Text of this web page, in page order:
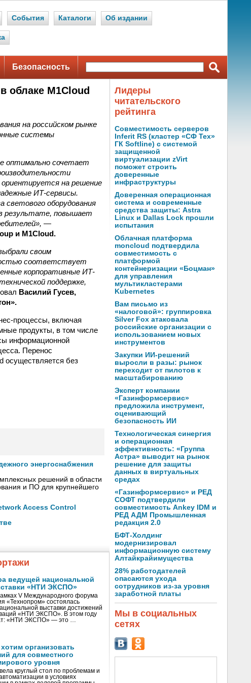
События Каталоги Об издании
Безопасность
облаке M1Cloud
на российском рынке
системы
оптимально сочетает
на решение
ИТ-сервисы.
светового оборудования
в результате, повышает
—
и M1Cloud.
своим
соответствует
корпоративные ИТ-
поддержке,
Василий Гусев,
процессы, включая
продукты, в том числе
информационной
Перенос
осуществляется без
энергоснабжения
решений в области
и ПО для крупнейшего
Access Control
ведущей национальной
«НТИ ЭКСПО»
V Международного форума
«Технопром» состоялась
выставки достижений
«НТИ ЭКСПО». В этом году
«НТИ ЭКСПО» — это …
организовать
для совместного
уровня
круглый стол по проблемам и
в условиях
Лидеры
читательского
рейтинга
Совместимость серверов
Inferit RS (кластер «СФ Тех»
ГК Softline) с системой
защищенной
виртуализации zVirt
поможет строить
доверенные
инфраструктуры
Доверенная операционная
система и современные
средства защиты: Astra
Linux и Dallas Lock прошли
испытания
Облачная платформа
moncloud подтвердила
совместимость с
платформой
контейнеризации «Боцман»
для управления
мультикластерами
Kubernetes
Вам письмо из
«налоговой»: группировка
Silver Fox атаковала
российские организации с
использованием новых
инструментов
Закупки ИИ-решений
выросли в разы: рынок
переходит от пилотов к
масштабированию
Эксперт компании
«Газинформсервис»
предложила инструмент,
оценивающий
безопасность ИИ
Технологическая синергия
и операционная
эффективность: «Группа
Астра» выводит на рынок
решение для защиты
данных в виртуальных
средах
«Газинформсервис» и РЕД
СОФТ подтвердили
совместимость Ankey IDM и
РЕД АДМ Промышленная
редакция 2.0
БФТ-Холдинг
модернизировал
информационную систему
Алтайкрайимущества
28% работодателей
опасаются ухода
сотрудников из-за уровня
заработной платы
Мы в социальных
сетях